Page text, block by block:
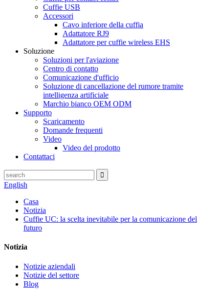
Cuffie USB
Accessori
Cavo inferiore della cuffia
Adattatore RJ9
Adattatore per cuffie wireless EHS
Soluzione
Soluzioni per l'aviazione
Centro di contatto
Comunicazione d'ufficio
Soluzione di cancellazione del rumore tramite
intelligenza artificiale
Marchio bianco OEM ODM
Supporto
Scaricamento
Domande frequenti
Video
Video del prodotto
Contattaci
English
Casa
Notizia
Cuffie UC: la scelta inevitabile per la comunicazione del
futuro
Notizia
Notizie aziendali
Notizie del settore
Blog